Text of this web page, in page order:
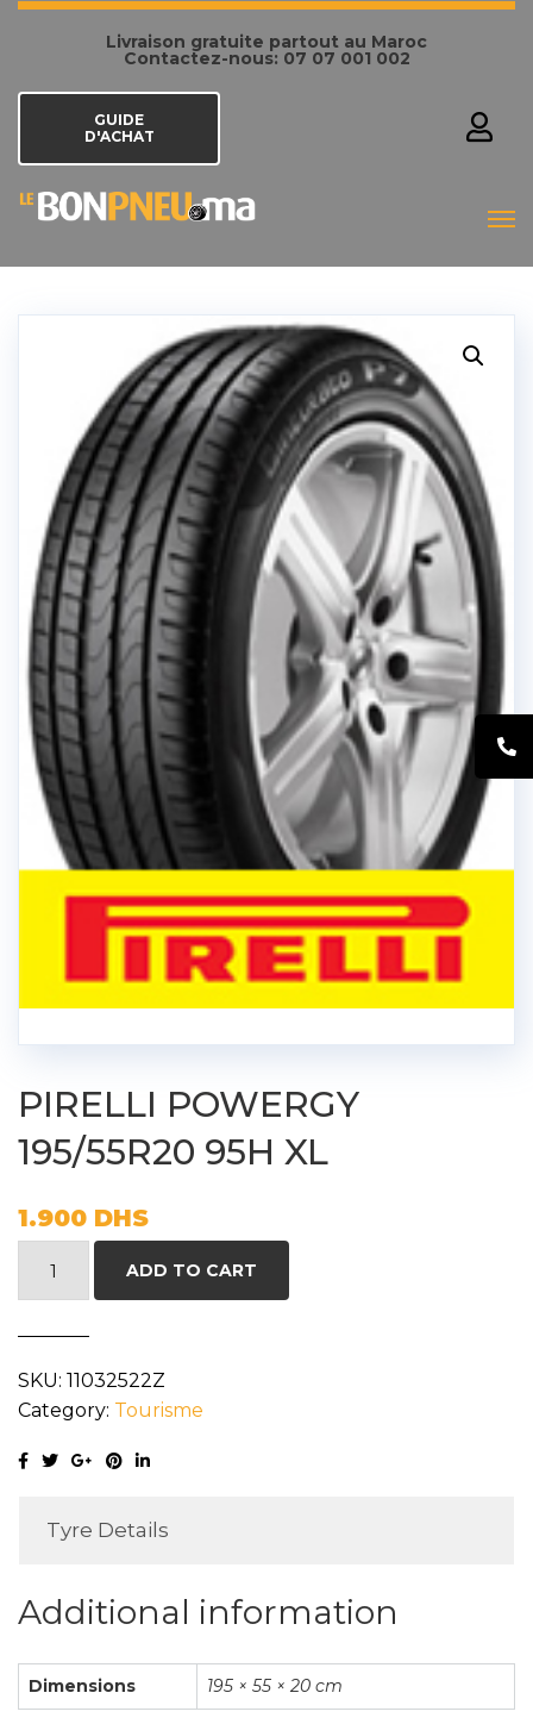
Livraison gratuite partout au Maroc
Contactez-nous: 07 07 001 002
GUIDE
D'ACHAT
PIRELLI POWERGY
195/55R20 95H XL
1.900 DHS
XL
quantity
ADD TO CART
SKU: 11032522Z
Category: Tourisme
Tyre Details
Additional information
Dimensions 195 × 55 × 20 cm